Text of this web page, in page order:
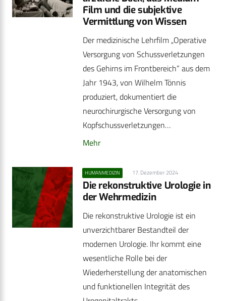
Film und die subjektive
Vermittlung von Wissen
Der medizinische Lehrfilm „Operative
Versorgung von Schussverletzungen
des Gehirns im Frontbereich“ aus dem
Jahr 1943, von Wilhelm Tönnis
produziert, dokumentiert die
neurochirurgische Versorgung von
Kopfschussverletzungen…
Mehr
HUMANMEDIZIN 17. Dezember 2024
Die rekonstruktive Urologie in
der Wehrmedizin
Die rekonstruktive Urologie ist ein
unverzichtbarer Bestandteil der
modernen Urologie. Ihr kommt eine
wesentliche Rolle bei der
Wiederherstellung der anatomischen
und funktionellen Integrität des